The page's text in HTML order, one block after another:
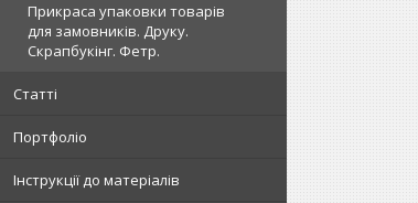
Прикраса упаковки товарів
для замовників. Друку.
Скрапбукінг. Фетр.
Статті
Портфоліо
Інструкції до матеріалів